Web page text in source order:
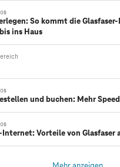
So kommt die
ins Haus
und buchen: Mehr
Vorteile von Glasfaser